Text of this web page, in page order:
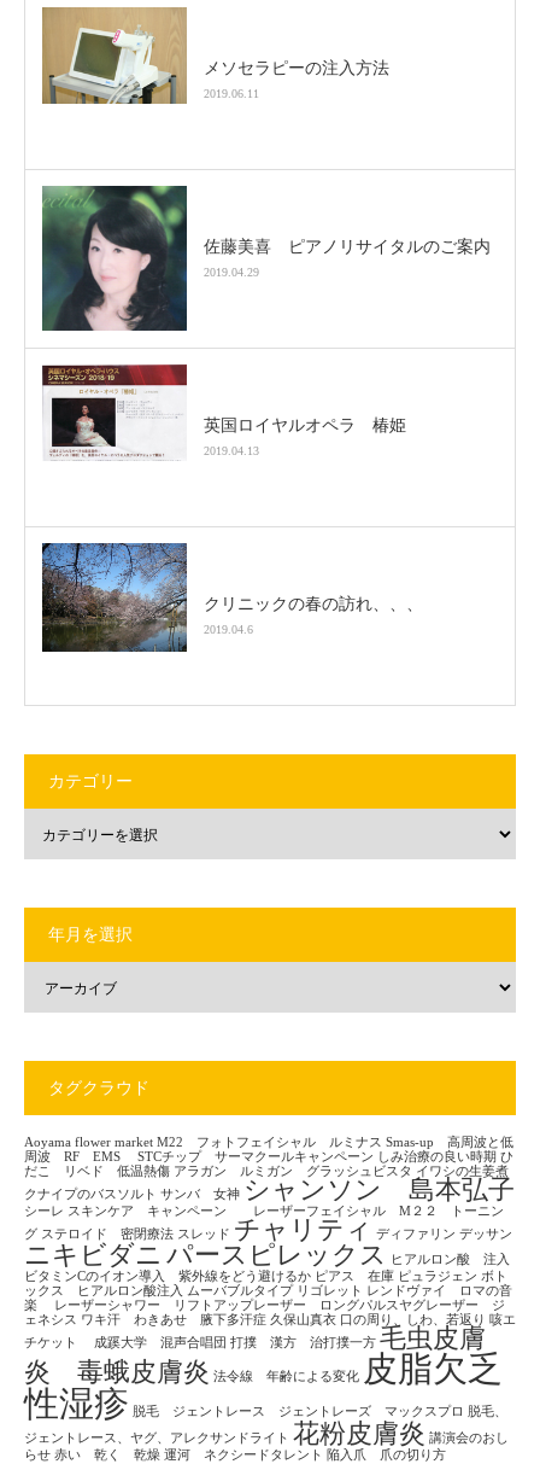
メソセラピーの注入方法
2019.06.11
佐藤美喜 ピアノリサイタルのご案内
2019.04.29
英国ロイヤルオペラ 椿姫
2019.04.13
クリニックの春の訪れ、、、
2019.04.6
カテゴリー
年月を選択
タグクラウド
Aoyama flower market M22 フォトフェイシャル ルミナス Smas-up 高周波と低
周波 RF EMS
STCチップ サーマクールキャンペーン しみ治療の良い時期 ひ
だこ リベド 低温熱傷 アラガン ルミガン グラッシュビスタ イワシの生姜煮
クナイプのバスソルト サンバ 女神 シャンソン 島本弘子
シーレ スキンケア キャンペーン レーザーフェイシャル M２２ トーニン
グ ステロイド 密閉療法 スレッド チャリティ ディファリン デッサン
ニキビダニ パースピレックス
ヒアルロン酸 注入
ビタミンCのイオン導入 紫外線をどう避けるか ピアス 在庫 ピュラジェン ボト
ックス ヒアルロン酸注入 ムーバブルタイプ リゴレット レンドヴァイ ロマの音
楽
レーザーシャワー リフトアップレーザー ロングパルスヤグレーザー ジ
ェネシス ワキ汗 わきあせ 腋下多汗症 久保山真衣 口の周り、しわ、若返り 咳エ
チケット
成蹊大学 混声合唱団 打撲 漢方 治打撲一方 毛虫皮膚
炎 毒蛾皮膚炎 法令線 年齢による変化
皮脂欠乏
性湿疹 脱毛 ジェントレース ジェントレーズ マックスプロ
脱毛、
ジェントレース、ヤグ、アレクサンドライト 花粉皮膚炎 講演会のおし
らせ 赤い 乾く 乾燥 運河 ネクシードタレント 陥入爪 爪の切り方